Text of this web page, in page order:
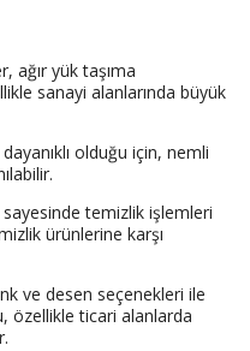
ağır yük taşıma
sanayi alanlarında büyük
dayanıklı olduğu için, nemli
temizlik işlemleri
ürünlerine karşı
ve desen seçenekleri ile
özellikle ticari alanlarda